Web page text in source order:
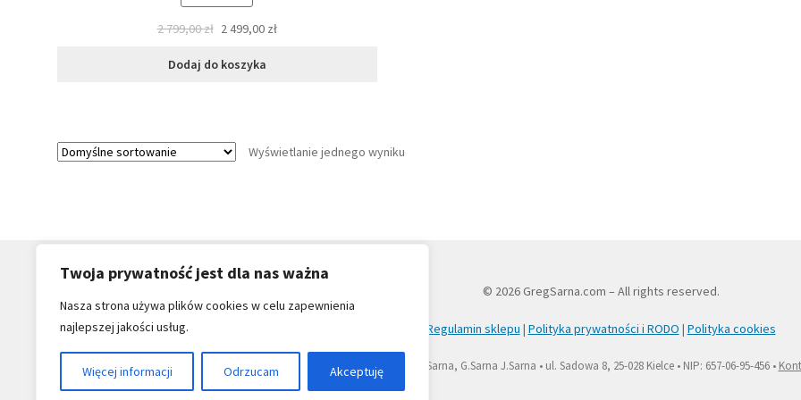
Twoja prywatność jest dla nas ważna
Nasza strona używa plików cookies w celu zapewnienia
najlepszej jakości usług.
Więcej informacji Odrzucam Akceptuję
2 799,00zł
Pierwotna
cena
wynosiła:
2 499,00 zł
Aktualna
cena
wynosi:
Dodaj do koszyka
Wyświetlanie jednego wyniku
© 2026 GregSarna.com – All rights reserved.
Regulamin sklepu | Polityka prywatności i RODO | Polityka cookies
Sarna & Sarna, G.Sarna J.Sarna • ul. Sadowa 8, 25-028 Kielce • NIP: 657-06-95-456 •